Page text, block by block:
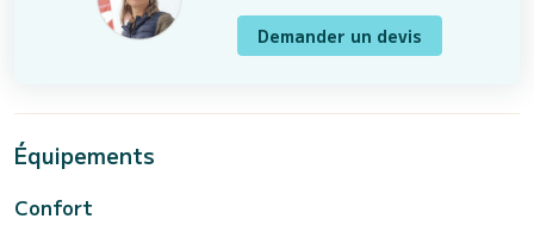
Demander un devis
Équipements
Confort